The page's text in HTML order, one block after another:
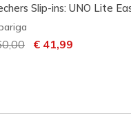
Slip-ins: UNO Lite
com desconto de
para
€ 41,99